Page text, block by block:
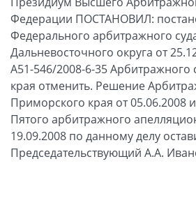
Федерации ПОСТАНОВИЛ:
Федерального арбитражного
Дальневосточного округа от
А51-546/2008-6-35 Арбитражного
края отменить. Решение
Приморского края от 05.06.2008
Пятого арбитражного
19.09.2008 по данному делу
Председательствующий А.А.